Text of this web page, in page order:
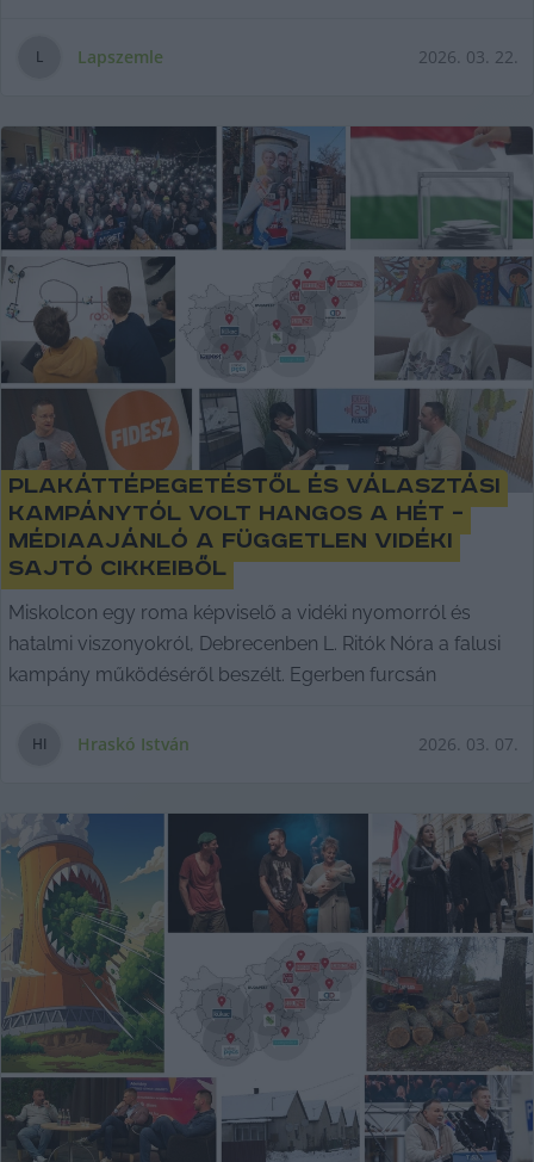
L Lapszemle 2026. 03. 22.
Plakáttépegetéstől és választási
kampánytól volt hangos a hét –
médiaajánló a független vidéki
sajtó cikkeiből
Miskolcon egy roma képviselő a vidéki nyomorról és
hatalmi viszonyokról, Debrecenben L. Ritók Nóra a falusi
kampány működéséről beszélt. Egerben furcsán
HI Hraskó István 2026. 03. 07.